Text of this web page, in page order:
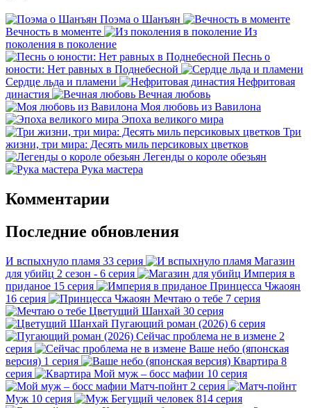
Поэма о Шанъян
Вечность в моменте
Из
поколения в поколение
Песнь о
юности: Нет равных в Поднебесной
Сердце льда и пламени
Нефритовая
династия
Вечная любовь
Моя любовь из Вавилона
Эпоха великого мира
Три
жизни, три мира: Десять миль персиковых цветков
Легенды о короле обезьян
Рука мастера
Комментарии
Последние обновления
И вспыхнуло пламя 33 серия
Магазин
для убийц 2 сезон - 6 серия
Империя в
приданое 15 серия
Принцесса Чжаоян
16 серия
Мечтаю о тебе 7 серия
Цветущий Шанхай 30 серия
Пугающий роман (2026) 6 серия
Сейчас проблема не в измене 2
серия
Ваше небо (японская
версия) 1 серия Квартира 8
серия
Мой муж – босс мафии 10 серия
Матч-пойнт 2 серия
Муж 10 серия Бегущий человек 814 серия